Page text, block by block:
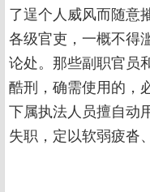
了逞个人威风而随意
各级官吏，一概不得
论处。那些副职官员
酷刑，确需使用的，
下属执法人员擅自动
失职，定以软弱疲沓